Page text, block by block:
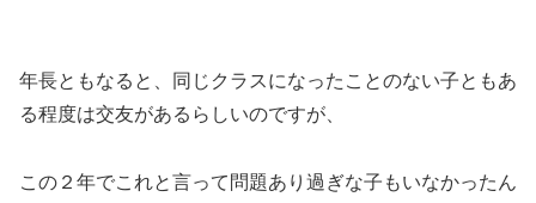
年長ともなると、同じクラスになったことのない子ともあ
る程度は交友があるらしいのですが、
この２年でこれと言って問題あり過ぎな子もいなかったん